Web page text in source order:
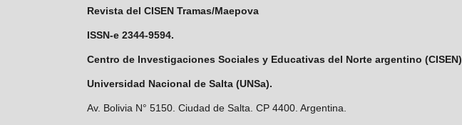
Revista del CISEN Tramas/Maepova
ISSN-e 2344-9594.
Centro de Investigaciones Sociales y Educativas del Norte argentino (CISEN)
Universidad Nacional de Salta (UNSa).
Av. Bolivia N° 5150. Ciudad de Salta. CP 4400. Argentina.